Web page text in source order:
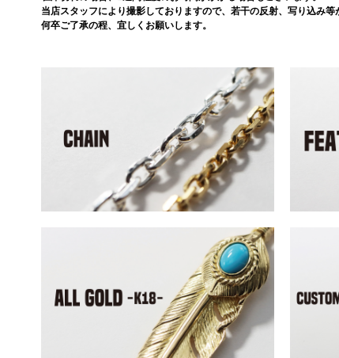
当店スタッフにより撮影しておりますので、若干の反射、写り込み等
何卒ご了承の程、宜しくお願いします。